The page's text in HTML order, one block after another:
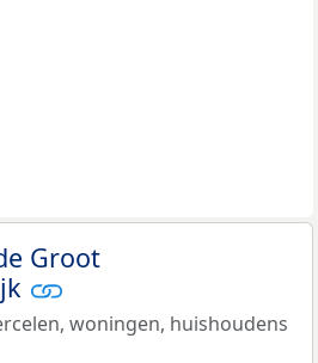
Groot
woningen, huishoudens